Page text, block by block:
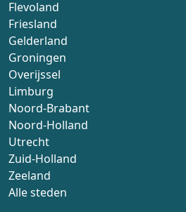
Flevoland
Friesland
Gelderland
Groningen
Overijssel
Limburg
Noord-Brabant
Noord-Holland
Utrecht
Zuid-Holland
Zeeland
Alle steden